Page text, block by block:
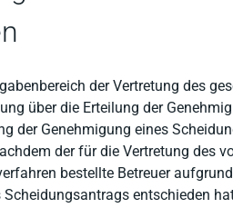
der Vertretung des
über die Erteilung der
der Genehmigung eines
der für die Vertretung des
bestellte Betreuer
entschieden